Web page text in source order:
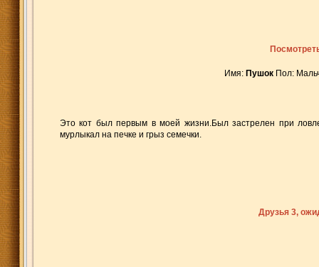
Имя: Пушок Пол:
Это кот был первым в моей жизни.Был застрелен при
мурлыкал на печке и грыз семечки.
Друзья 3,